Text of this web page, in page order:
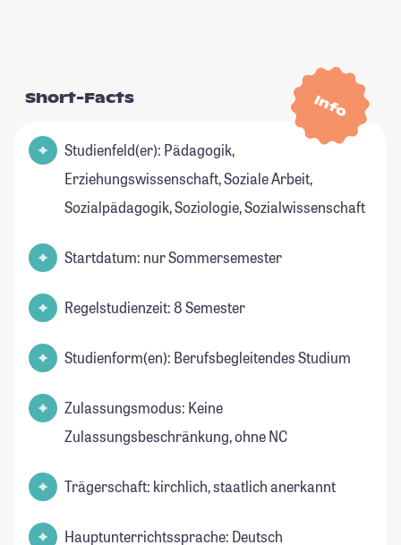
Info
Short-Facts
Studienfeld(er): Pädagogik,
Erziehungswissenschaft, Soziale Arbeit,
Sozialpädagogik, Soziologie, Sozialwissenschaft
Startdatum: nur Sommersemester
Regelstudienzeit: 8 Semester
Studienform(en): Berufsbegleitendes Studium
Zulassungsmodus: Keine
Zulassungsbeschränkung, ohne NC
Trägerschaft: kirchlich, staatlich anerkannt
Hauptunterrichtssprache: Deutsch